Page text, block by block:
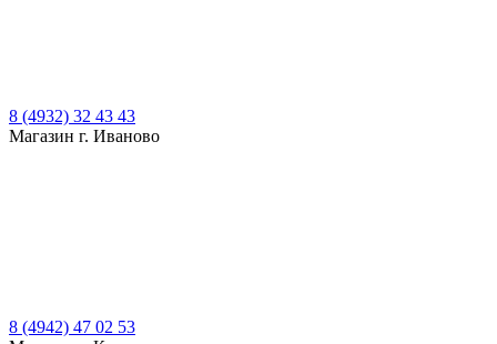
8 (4932) 32 43 43
Магазин г. Иваново
8 (4942) 47 02 53